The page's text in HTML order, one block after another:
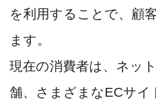
を利用することで、顧
ます。
現在の消費者は、ネッ
舗、さまざまなECサイ